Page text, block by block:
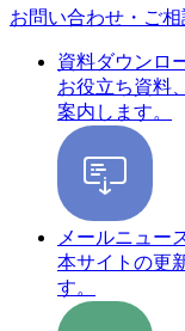
お問い合わせ・ご相
資料ダウンロ
お役立ち資料
案内します。
メールニュー
本サイトの更
す。